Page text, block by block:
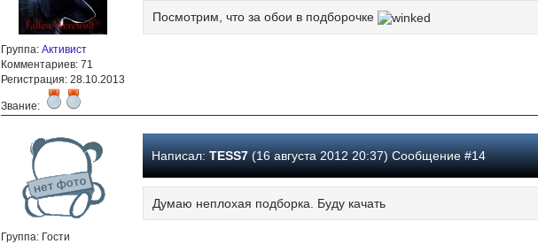
Группа: Активист
Комментариев: 71
Регистрация: 28.10.2013
Звание:
Посмотрим, что за обои в подборочке
Группа: Гости
Написал: TESS7(16 августа 2012 20:37) Сообщение #14
Думаю неплохая подборка. Буду качать